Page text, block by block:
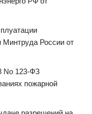
Минтруда России от
No 123-ФЗ
пожарной